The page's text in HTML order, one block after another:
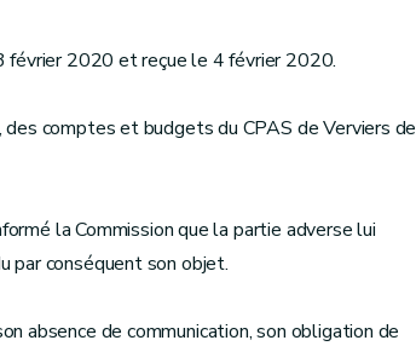
février 2020 et reçue le 4 février 2020.
comptes et budgets du CPAS de Verviers de
la Commission que la partie adverse lui
par conséquent son objet.
absence de communication, son obligation de